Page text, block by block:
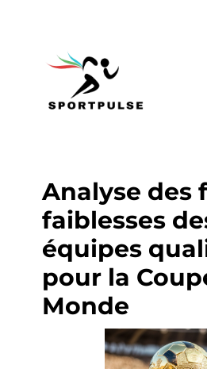
Analyse des
faiblesses
équipes
pour la
Monde